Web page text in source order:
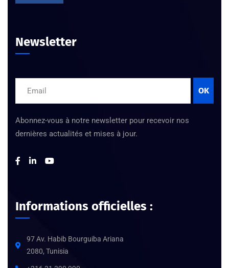
Newsletter
OK
Abonnez-vous à notre newsletter pour recevoir nos
dernières actualités et mises à jour.
Informations officielles :
97 Av. Habib Bourguiba Ariana
2080, Tunisia